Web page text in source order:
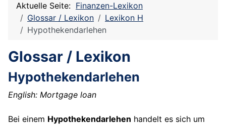
Aktuelle Seite: Finanzen-Lexikon
Glossar / Lexikon
Lexikon H
Hypothekendarlehen
Glossar / Lexikon
Hypothekendarlehen
English: Mortgage loan
Bei einem Hypothekendarlehen handelt es sich um